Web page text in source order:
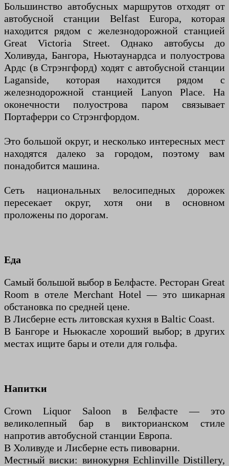
Большинство автобусных маршрутов отходят от
автобусной станции Belfast Europa, которая
находится рядом с железнодорожной станцией
Great Victoria Street. Однако автобусы до
Холивуда, Бангора, Ньютаунардса и полуострова
Ардс (в Стрэнгфорд) ходят с автобусной станции
Laganside, которая находится рядом с
железнодорожной станцией Lanyon Place. На
оконечности полуострова паром связывает
Портаферри со Стрэнгфордом.
Это большой округ, и несколько интересных мест
находятся далеко за городом, поэтому вам
понадобится машина.
Сеть национальных велосипедных дорожек
пересекает округ, хотя они в основном
проложены по дорогам.
Еда
Самый большой выбор в Белфасте. Ресторан Great
Room в отеле Merchant Hotel — это шикарная
обстановка по средней цене.
В Лисберне есть литовская кухня в Baltic Coast.
В Бангоре и Ньюкасле хороший выбор; в других
местах ищите бары и отели для гольфа.
Напитки
Crown Liquor Saloon в Белфасте — это
великолепный бар в викторианском стиле
напротив автобусной станции Европа.
В Холивуде и Лисберне есть пивоварни.
Местный виски: винокурня Echlinville Distillery,